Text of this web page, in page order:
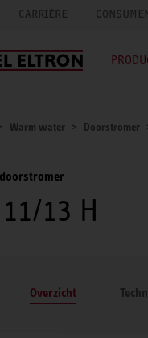
CARRIÈRE
Warm water Doorstromer
11/13 H
Overzicht